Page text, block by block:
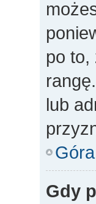
po
lub
Góra
Gdy